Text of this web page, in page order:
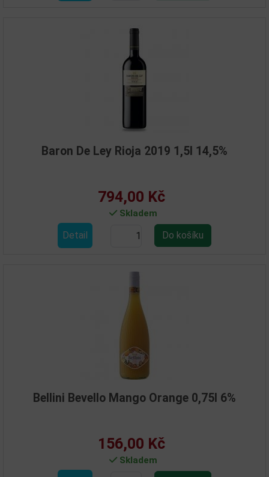
Baron De Ley Rioja 2019 1,5l 14,5%
794,00 Kč
Skladem
Detail
Bellini Bevello Mango Orange 0,75l 6%
156,00 Kč
Skladem